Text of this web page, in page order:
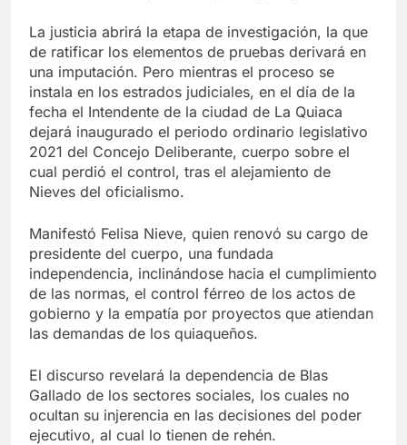
La justicia abrirá la etapa de investigación, la que
de ratificar los elementos de pruebas derivará en
una imputación. Pero mientras el proceso se
instala en los estrados judiciales, en el día de la
fecha el Intendente de la ciudad de La Quiaca
dejará inaugurado el periodo ordinario legislativo
2021 del Concejo Deliberante, cuerpo sobre el
cual perdió el control, tras el alejamiento de
Nieves del oficialismo.
Manifestó Felisa Nieve, quien renovó su cargo de
presidente del cuerpo, una fundada
independencia, inclinándose hacia el cumplimiento
de las normas, el control férreo de los actos de
gobierno y la empatía por proyectos que atiendan
las demandas de los quiaqueños.
El discurso revelará la dependencia de Blas
Gallado de los sectores sociales, los cuales no
ocultan su injerencia en las decisiones del poder
ejecutivo, al cual lo tienen de rehén.